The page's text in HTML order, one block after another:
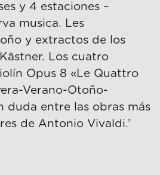
y 4 estaciones –
musica. Les
y extractos de los
Los cuatro
Opus 8 «Le Quattro
Verano-Otoño-
duda entre las obras más
de Antonio Vivaldi.’